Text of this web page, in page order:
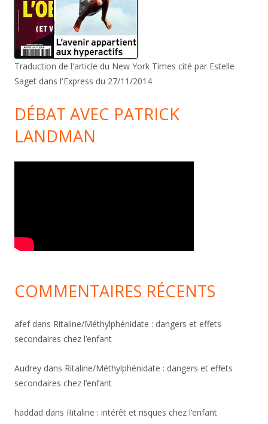
Traduction de l'article du New York Times cité par Estelle
Saget dans l'Express du 27/11/2014
DÉBAT AVEC PATRICK
LANDMAN
COMMENTAIRES RÉCENTS
afefdans Ritaline/Méthylphénidate : dangers et effets
secondaires chez l’enfant
Audrey dans Ritaline/Méthylphénidate : dangers et effets
secondaires chez l’enfant
haddad dans Ritaline : intérêt et risques chez l’enfant